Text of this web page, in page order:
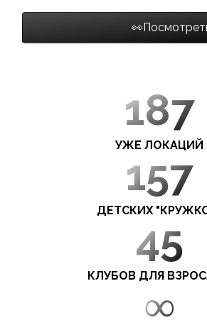
187
УЖЕ ЛОКАЦИЙ
157
ДЕТСКИХ
45
КЛУБОВ ДЛЯ
∞